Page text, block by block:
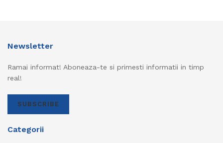
Newsletter
Ramai informat! Aboneaza-te si primesti informatii in timp
real!
SUBSCRIBE
Categorii